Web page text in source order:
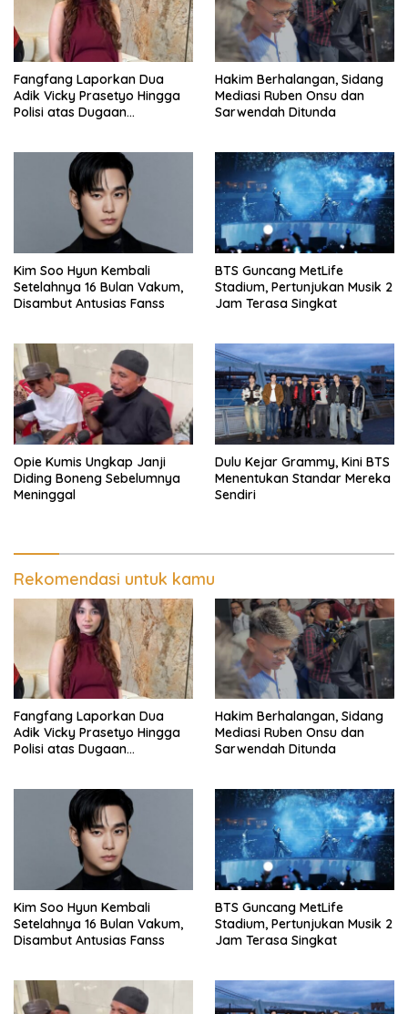
Fangfang Laporkan Dua
Adik Vicky Prasetyo Hingga
Polisi atas Dugaan
Hakim Berhalangan, Sidang
Mediasi Ruben Onsu dan
Sarwendah Ditunda
Kim Soo Hyun Kembali
Setelahnya 16 Bulan Vakum,
Disambut Antusias Fanss
BTS Guncang MetLife
Stadium, Pertunjukan Musik 2
Jam Terasa Singkat
Opie Kumis Ungkap Janji
Diding Boneng Sebelumnya
Meninggal
Dulu Kejar Grammy, Kini BTS
Menentukan Standar Mereka
Sendiri
Rekomendasi untuk kamu
Fangfang Laporkan Dua
Adik Vicky Prasetyo Hingga
Polisi atas Dugaan
Hakim Berhalangan, Sidang
Mediasi Ruben Onsu dan
Sarwendah Ditunda
Kim Soo Hyun Kembali
Setelahnya 16 Bulan Vakum,
Disambut Antusias Fanss
BTS Guncang MetLife
Stadium, Pertunjukan Musik 2
Jam Terasa Singkat